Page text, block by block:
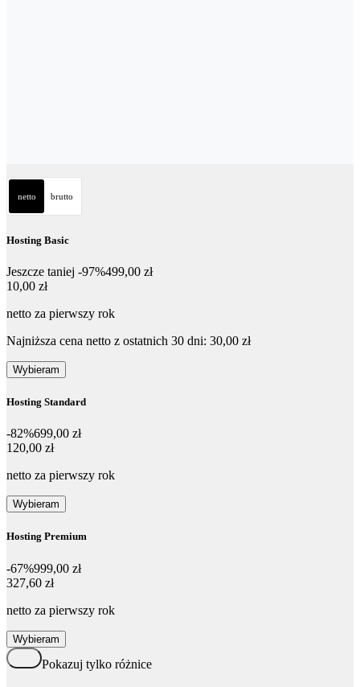
netto brutto
Hosting Basic
Jeszcze taniej -97%499,00 zł
10,00 zł
10,00 zł
netto za pierwszy rok
Najniższa cena netto z ostatnich 30 dni: 30,00 zł
Wybieram
Hosting Standard
-82%699,00 zł
120,00 zł
120,00 zł
netto za pierwszy rok
Wybieram
Hosting Premium
-67%999,00 zł
327,60 zł
327,60 zł
netto za pierwszy rok
Wybieram
Pokazuj tylko różnice